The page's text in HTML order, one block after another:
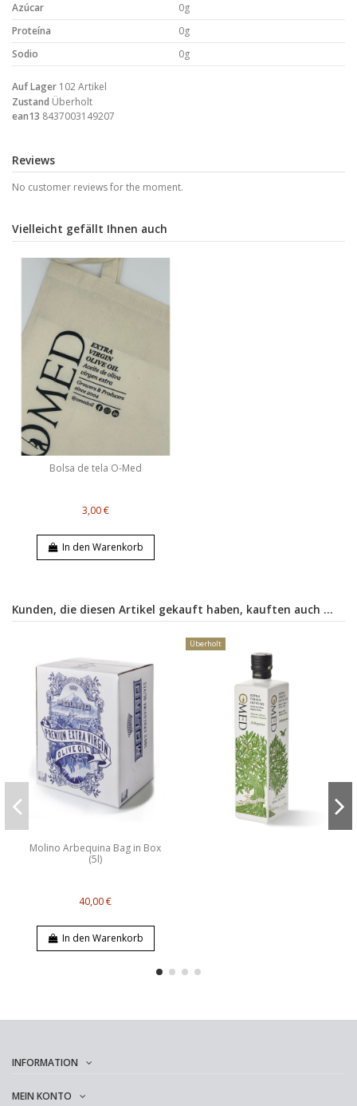
Azúcar
0g
Proteína
0g
Sodio
0g
Auf Lager 102 Artikel
Zustand Überholt
ean13 8437003149207
Reviews
No customer reviews for the moment.
Vielleicht gefällt Ihnen auch
Bolsa de tela O-Med
3,00 €
In den Warenkorb
Kunden, die diesen Artikel gekauft haben, kauften auch ...
Molino Arbequina Bag in Box
(5l)
40,00 €
In den Warenkorb
Überholt
INFORMATION
MEIN KONTO